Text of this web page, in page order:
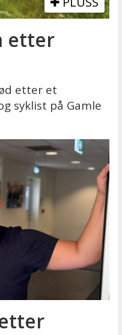
etter
etter et
syklist på Gamle